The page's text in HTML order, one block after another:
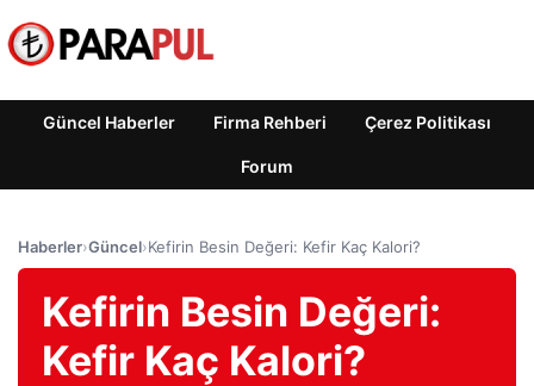
Güncel Haberler Firma Rehberi Çerez Politikası
Forum
Haberler›Güncel›Kefirin Besin Değeri: Kefir Kaç Kalori?
Kefirin Besin Değeri:
Kefir Kaç Kalori?